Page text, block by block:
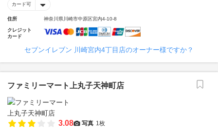
カード可
住所 神奈川県川崎市中原区宮内4-10-8
クレジット
カード
セブンイレブン 川崎宮内4丁目店のオーナー様ですか？
ファミリーマート上丸子天神町店
3.08 写真 1枚